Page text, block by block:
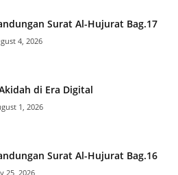
Surat Al-Hujurat Bag.17
4, 2026
di Era Digital
1, 2026
Surat Al-Hujurat Bag.16
25, 2026